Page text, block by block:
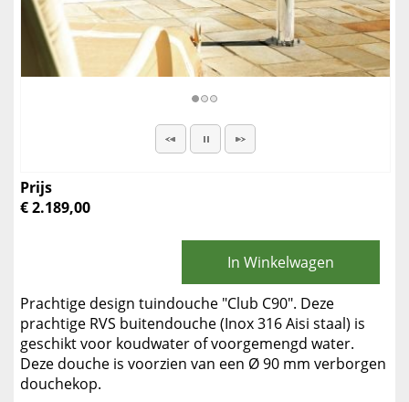
Prijs
€ 2.189,00
In Winkelwagen
Prachtige design tuindouche "Club C90". Deze
prachtige RVS buitendouche (Inox 316 Aisi staal) is
geschikt voor koudwater of voorgemengd water.
Deze douche is voorzien van een Ø 90 mm verborgen
douchekop.